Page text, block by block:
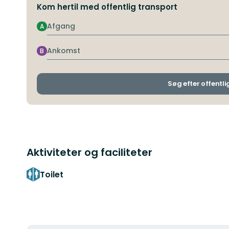
Kom hertil med offentlig transport
Afgang
A
Ankomst
B
Søg efter
Aktiviteter og faciliteter
Toilet